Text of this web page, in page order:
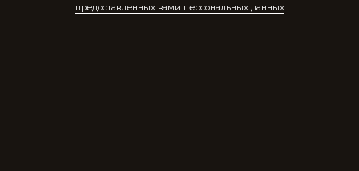
предоставленных вами персональных данных